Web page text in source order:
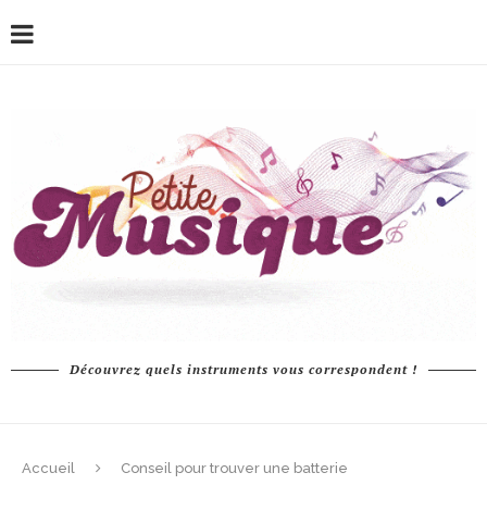
Découvrez quels instruments vous correspondent !
Accueil Conseil pour trouver une batterie